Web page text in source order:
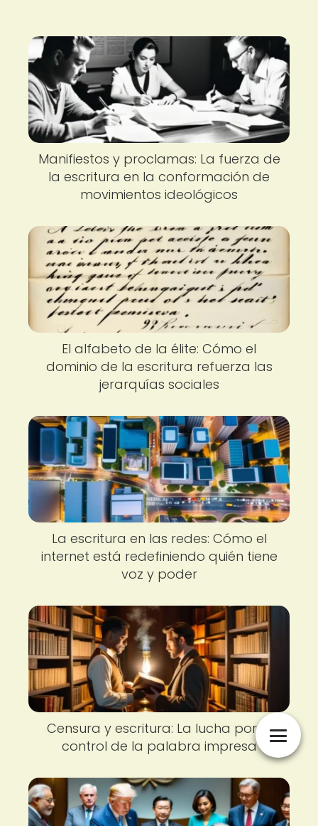
Manifiestos y proclamas: La fuerza de
la escritura en la conformación de
movimientos ideológicos
El alfabeto de la élite: Cómo el
dominio de la escritura refuerza las
jerarquías sociales
La escritura en las redes: Cómo el
internet está redefiniendo quién tiene
voz y poder
Censura y escritura: La lucha por el
control de la palabra impresa